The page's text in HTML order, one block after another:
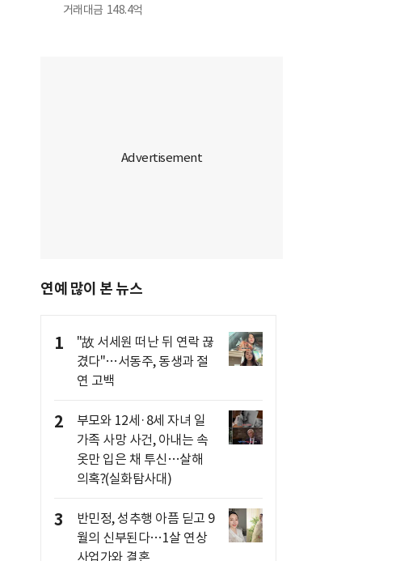
거래대금 148.4억
연예 많이 본 뉴스
1
"故 서세원 떠난 뒤 연락 끊
겼다"…서동주, 동생과 절
연 고백
2
부모와 12세·8세 자녀 일
가족 사망 사건, 아내는 속
옷만 입은 채 투신…살해
의혹?(실화탐사대)
3
반민정, 성추행 아픔 딛고 9
월의 신부된다…1살 연상
사업가와 결혼